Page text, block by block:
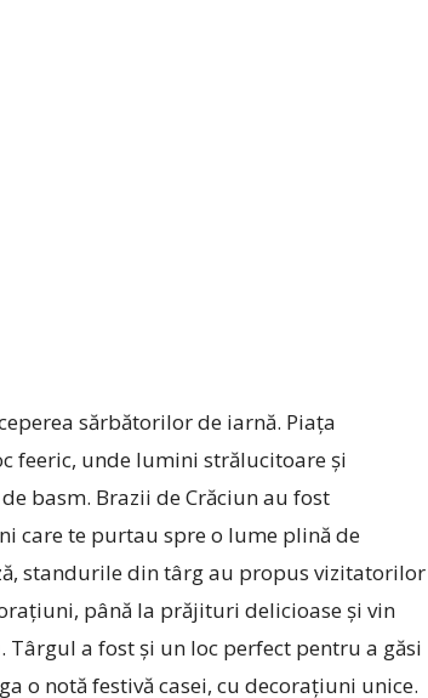
sărbătorilor de iarnă. Piața
feeric, unde lumini strălucitoare și
basm. Brazii de Crăciun au fost
care te purtau spre o lume plină de
standurile din târg au propus vizitatorilor
până la prăjituri delicioase și vin
a fost și un loc perfect pentru a găsi
o notă festivă casei, cu decorațiuni unice.